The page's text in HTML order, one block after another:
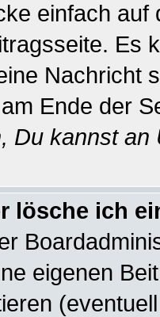
einfach
Es
Nachricht
Ende der
Du kannst
lösche ich
eigenen